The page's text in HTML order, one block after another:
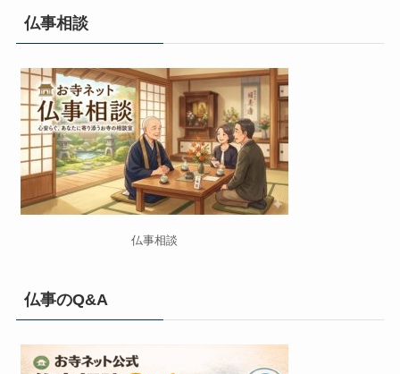
仏事相談
仏事相談
仏事のQ&A